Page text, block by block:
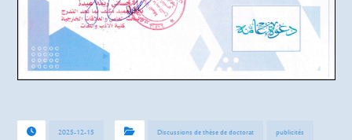
2025-12-15 Discussions de thèse de doctorat publicités